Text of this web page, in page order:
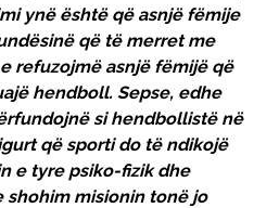
ynë është që asnjë fëmije
që të merret me
refuzojmë asnjë fëmijë që
hendboll. Sepse, edhe
si hendbollistë në
që sporti do të ndikojë
e tyre psiko-fizik dhe
shohim misionin tonë jo